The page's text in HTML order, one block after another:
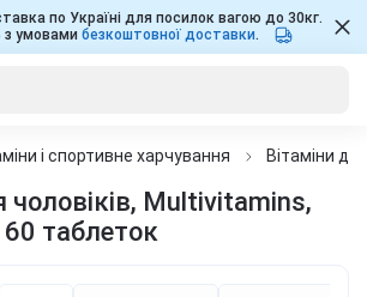
по Україні для посилок вагою до 30кг.
з умовами безкоштовної доставки.
і спортивне харчування Вітаміни
чоловіків, Multivitamins,
таблеток